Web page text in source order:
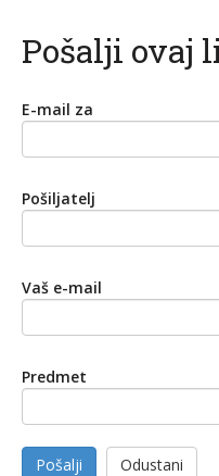
Pošalji ovaj
E-mail za
Pošiljatelj
Vaš e-mail
Predmet
Pošalji Odustani